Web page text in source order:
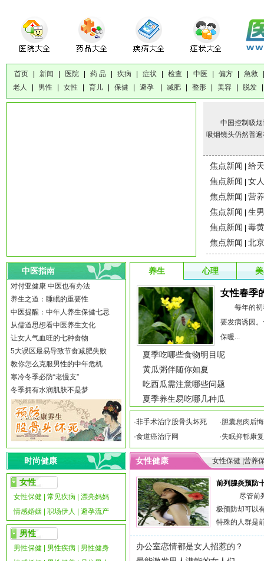
首页 新闻 医院 药 品 疾病 症状 检查 中医 偏方 急救
老人
男性 女性 育儿 保健 避孕 减肥 整形 美容 脱发
中国控制吸烟
吸烟镜头仍然普遍
焦点新闻
给
焦点新闻
女
焦点新闻
营
焦点新闻
生
焦点新闻
毒
焦点新闻
北
中医指南
对付亚健康 中医也有办法
养生之道：睡眠的重要性
中医提醒：中年人养生保健七忌
从儒道思想看中医养生文化
让女人气血旺的七种食物
5大误区最易导致节食减肥失败
教你怎么克服男性的中年危机
寒冷冬季必防“老慢支”
冬季拥有水润肌肤不是梦
养生 心理
女性春季
每年的初春
要发病诱因
保暖...
夏季吃哪些食物明目呢
黄瓜粥伴随你如夏
吃西瓜需注意哪些问题
夏季养生易吃哪几种瓜
·非手术治疗股骨头坏死 ·胆囊息肉后
·食道癌治疗网 ·失眠抑郁康
时尚健康
女性
女性保健 常见疾病
漂亮妈妈
情感婚姻
职场伊人 避孕流产
男性
男性保健 男性疾病|
男性健身
女性健康 女性保健 | 营养
前列腺炎预防
尽管前列
极预防却可以
特殊的人群是
办公室恋情都是女人招惹的？